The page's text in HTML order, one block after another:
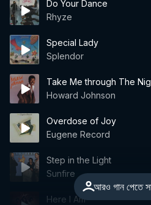
Do Your Dance
Rhyze
Special Lady
Splendor
Take Me through The
Howard Johnson
Overdose of Joy
Eugene Record
আরও গান পেতে
Step in the Light
Sunfire
Here I Am